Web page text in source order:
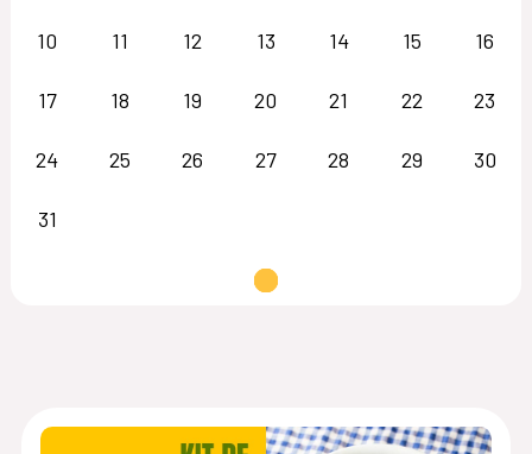
10 11 12 13 14 15 16
17 18 19 20 21 22 23
24 25 26 27 28 29 30
31
Cargando...